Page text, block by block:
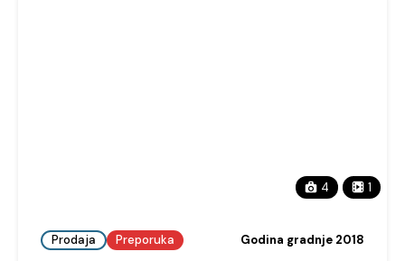
4 1
Prodaja Preporuka Godina gradnje 2018